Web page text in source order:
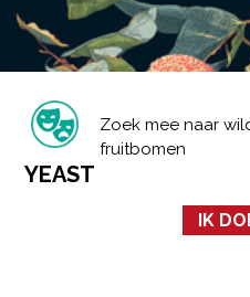
Zoek mee naar
fruitbomen
YEAST
IK